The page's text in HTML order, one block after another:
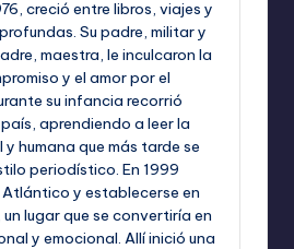
creció entre libros, viajes y
Su padre, militar y
maestra, le inculcaron la
y el amor por el
su infancia recorrió
aprendiendo a leer la
humana que más tarde se
periodístico. En 1999
y establecerse en
lugar que se convertiría en
y emocional. Allí inició una